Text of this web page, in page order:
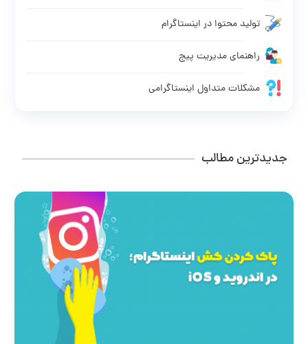
تولید محتوا در اینستاگرام
راهنمای مدیریت پیج
مشکلات متداول اینستاگرامی
جدیدترین مطالب